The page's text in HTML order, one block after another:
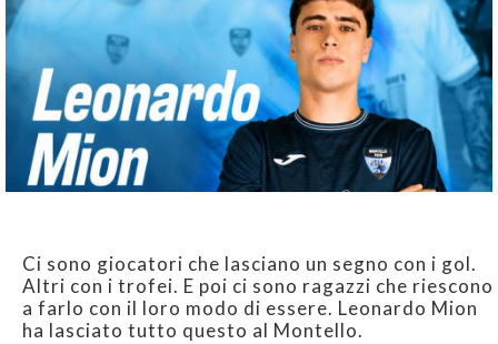
Ci sono giocatori che lasciano un segno con i gol.
Altri con i trofei. E poi ci sono ragazzi che riescono
a farlo con il loro modo di essere. Leonardo Mion
ha lasciato tutto questo al Montello.